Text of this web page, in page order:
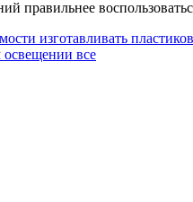
правильнее
изготавливать
все